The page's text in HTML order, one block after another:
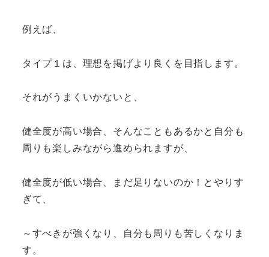
例えば、
タイプ１は、理想を掲げより良くを目指します。
それがうまくいかないと、
健全度が高い場合、そんなこともあるかと自分も
周りも楽しみながら進められますが、
健全度が低い場合、まだ足りないのか！とやりす
ぎて、
～すべきが強くなり、自分も周りも苦しくなりま
す。